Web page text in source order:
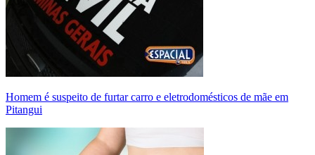
Homem é suspeito de furtar carro e eletrodomésticos de mãe em
Pitangui